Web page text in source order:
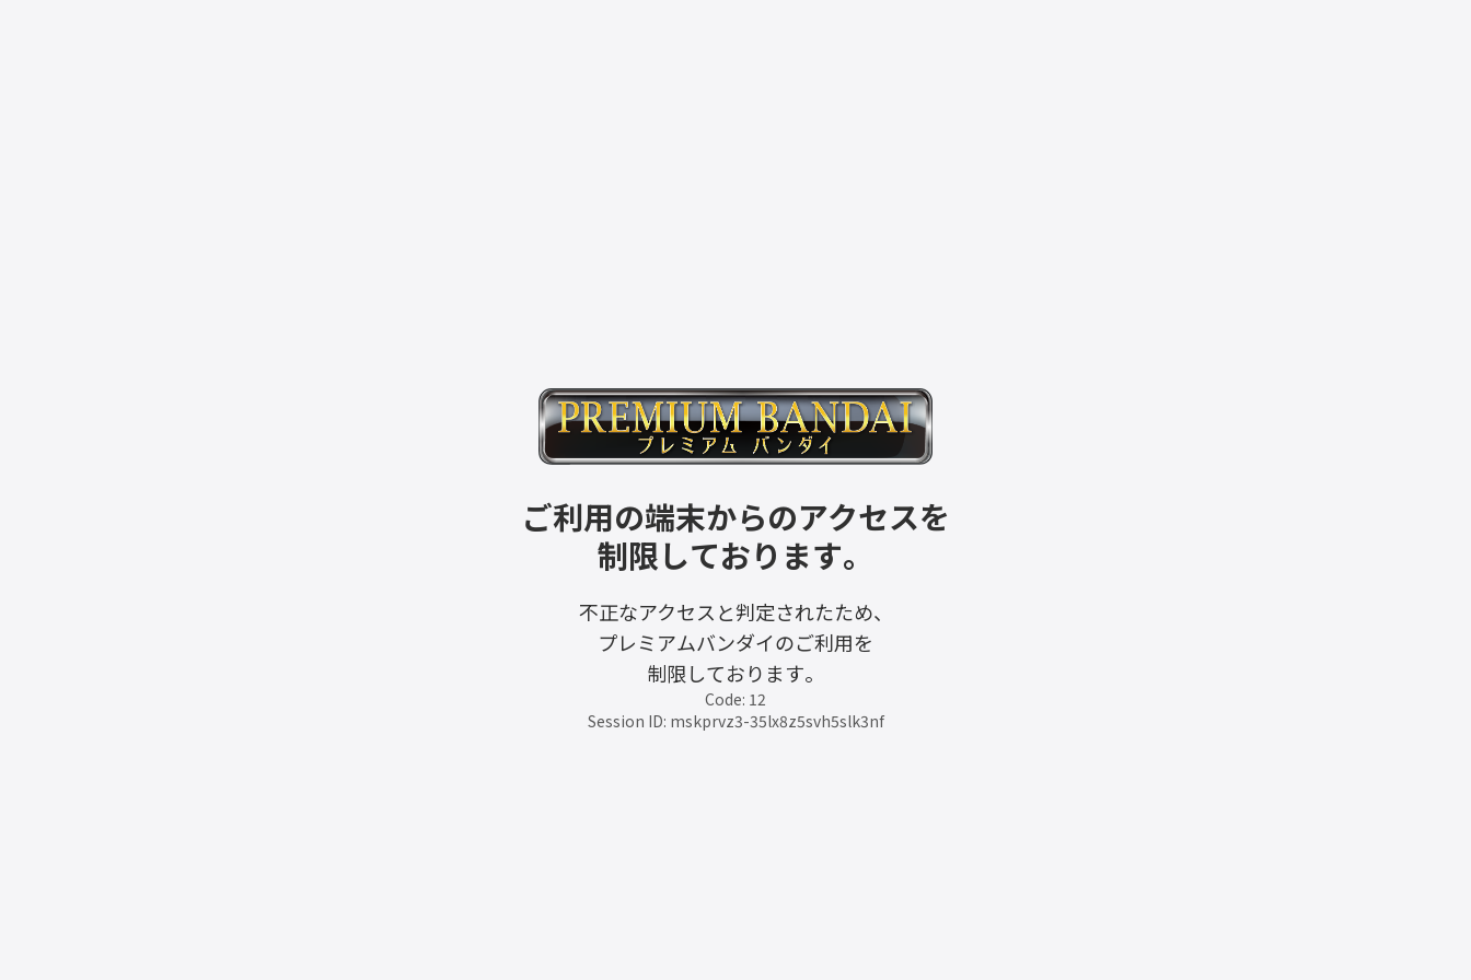
ご利用の端末からのアクセスを
制限しております。
不正なアクセスと判定されたため、
プレミアムバンダイのご利用を
制限しております。
Code: 12
Session ID: mskprvz3-35lx8z5svh5slk3nf